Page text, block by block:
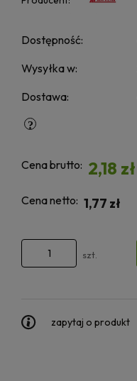
Dostępność:
Wysyłka w:
Dostawa:
Cena brutto: 2,18 zł
Cena netto: 1,77 zł
szt.
zapytaj o produkt